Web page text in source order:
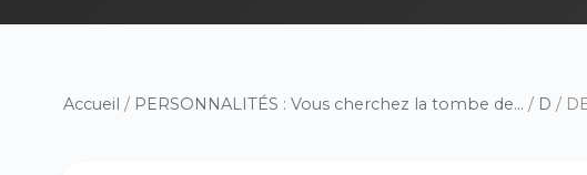
Accueil / PERSONNALITÉS : Vous cherchez la tombe de... / D /